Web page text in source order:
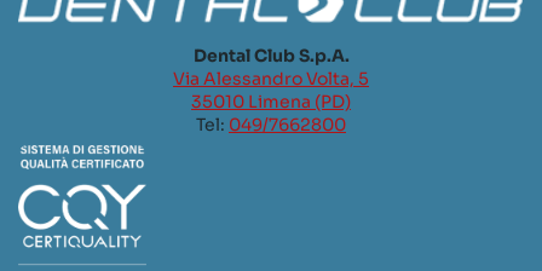
Dental Club S.p.A.
Via Alessandro Volta, 5
35010 Limena (PD)
Tel: 049/7662800